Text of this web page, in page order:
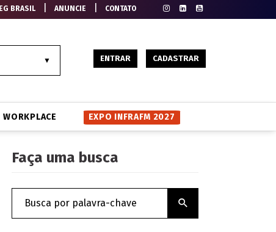
IEG BRASIL|ANUNCIE CONTATO
ENTRAR CADASTRAR
WORKPLACE EXPO INFRAFM 2027
Faça uma busca